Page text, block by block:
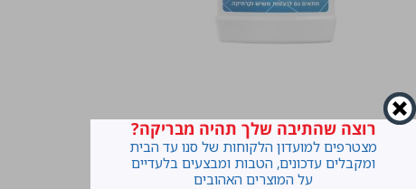
רוצה שהתיבה שלך תהיה מבריקה?
מצטרפים למועדון הלקוחות של סנו עד הבית
ומקבלים עדכונים, הטבות ומבצעים בלעדיים
על המוצרים האהובים